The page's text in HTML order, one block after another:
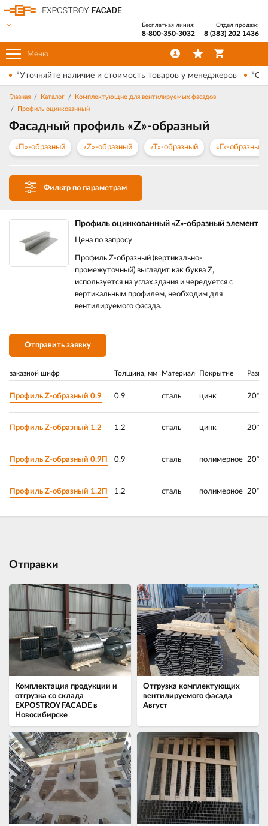
Меню
Бесплатная линия:
8-800-350-3032
Отдел продаж:
8 (383) 202 1436
*Уточняйте наличие и стоимость товаров у менеджеров
Главная Каталог
Комплектующие для вентилируемых фасадов
Профиль оцинкованный
Фасадный профиль «Z»-образный
«П»-образный «Z»-образный «Т»-образный «Г»-образный
Фильтр по параметрам
Профиль оцинкованный «Z»-образный элемент
Цена по запросу
Профиль Z-образный (вертикально-
промежуточный) выглядит как буква Z,
используется на углах здания и чередуется с
вертикальным профилем, необходим для
вентилируемого фасада.
Отправить заявку
заказной шифр Толщина, мм Материал Покрытие
Профиль Z-образный 0.9 0.9 сталь цинк
Профиль Z-образный 1.2 1.2 сталь цинк
Профиль Z-образный 0.9П 0.9 сталь полимерное
Профиль Z-образный 1.2П 1.2 сталь полимерное
Отправки
Комплектация продукции и
отгрузка со склада
EXPOSTROY FACADE в
Новосибирске
Отгрузка комплектующих
вентилируемого фасада
Август